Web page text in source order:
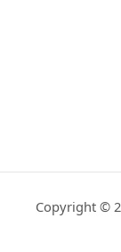
Copyright ©